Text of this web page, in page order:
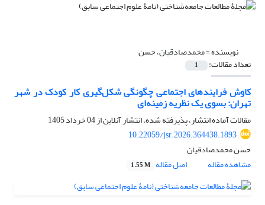
نویسنده =محمدصادقیان، حسن
تعداد مقالات: 1
کاوش فرایندهای اجتماعی چگونگی شکل‌گیری کار کودک در شهر
تهران: بسوی یک نظریه زمینه‌ای
مقالات آماده انتشار، پذیرفته شده، انتشار آنلاین از04 خرداد 1405
10.22059/jsr.2026.364438.1893
حسن محمدصادقیان
مشاهده مقاله
اصل مقاله 1.55 M